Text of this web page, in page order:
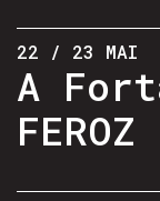
22 / 23 MAI
A
FEROZ